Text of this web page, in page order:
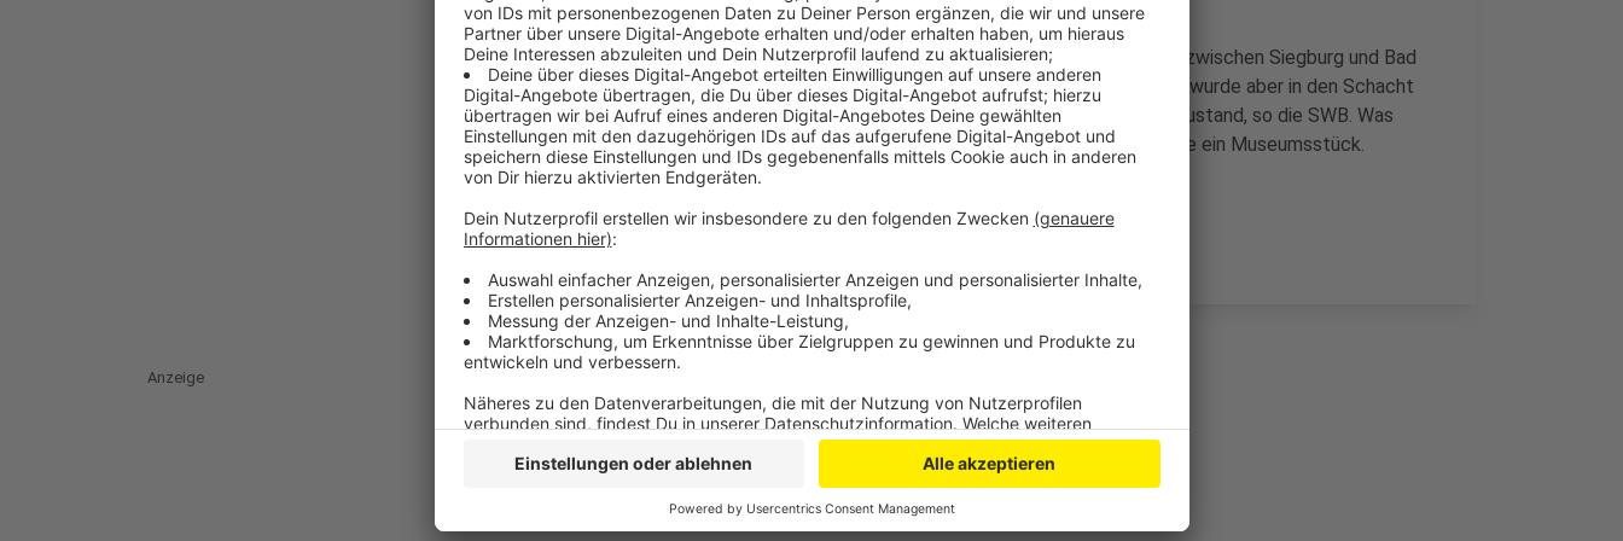
Das Bahnmodell fuhr ab Ende der 60er Jahre bis Anfang der 90er zwischen Siegburg und Bad
Honnef. Anschließend wurden die meisten Modelle verkauft, eins wurde aber in den Schacht
gestellt. Durch die Lagerung dort sei der Wagen in einem guten Zustand, so die SWB. Was
jetzt mit ihm passiert, sei noch nicht klar. Wahrscheinlich werde sie ein Museumsstück.
Anzeige